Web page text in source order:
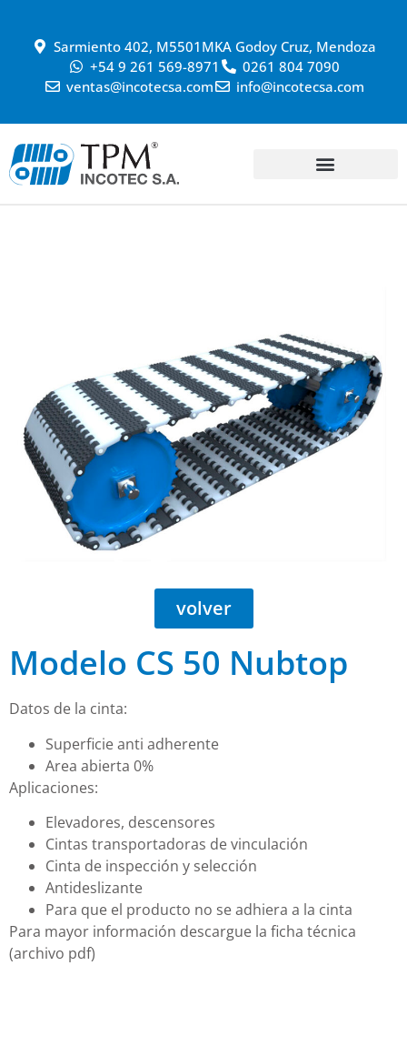
Sarmiento 402, M5501MKA Godoy Cruz, Mendoza
+54 9 261 569-8971
0261 804 7090
ventas@incotecsa.com
info@incotecsa.com
volver
Modelo CS 50 Nubtop
Datos de la cinta:
Superficie anti adherente
Area abierta 0%
Aplicaciones:
Elevadores, descensores
Cintas transportadoras de vinculación
Cinta de inspección y selección
Antideslizante
Para que el producto no se adhiera a la cinta
Para mayor información descargue la ficha técnica
(archivo pdf)